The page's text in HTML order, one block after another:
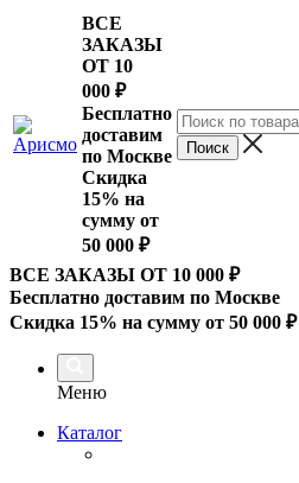
ВСЕ
ЗАКАЗЫ
ОТ 10
000 ₽
Бесплатно
доставим
по Москве
Скидка
15% на
сумму от
50 000 ₽
ВСЕ ЗАКАЗЫ ОТ 10 000 ₽
Бесплатно доставим по Москве
Скидка 15% на сумму от 50 000 ₽
Меню
Каталог